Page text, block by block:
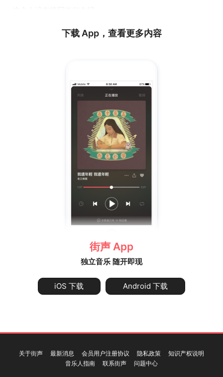
下载 App，查看更多内容
街声 App
独立音乐 随开即现
iOS 下载 Android 下载
关于街声 最新消息 会员用户注册协议 隐私政策
知识产权说明
音乐人指南
联系街声 问题中心